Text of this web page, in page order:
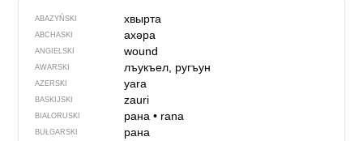
ABAZYŃSKI хвырта
ABCHASKI ахәра
ANGIELSKI wound
AWARSKI лъукъел, ругъун
AZERSKI yara
BASKIJSKI zauri
BIAŁORUSKI рана• rana
BUŁGARSKI рана